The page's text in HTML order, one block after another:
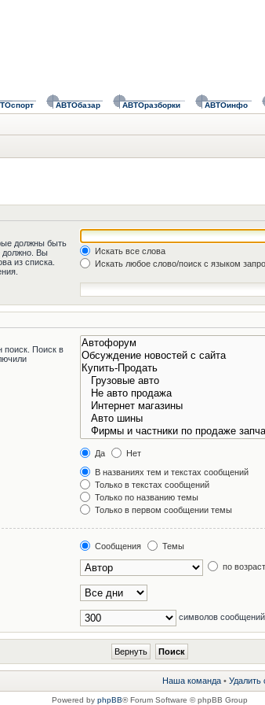
АВТОбазар АВТОразборки АВТОинфо
должны быть
должно. Вы
из списка.
Искать все слова
Искать любое слово/поиск с языком
поиск. Поиск в
Да
Нет
В названиях тем и текстах сообщений
Только в текстах сообщений
Только по названию темы
Только в первом сообщении темы
Сообщения
Темы
по
символов сообщений
Наша команда • Удалить
Powered by phpBB® Forum Software © phpBB Group